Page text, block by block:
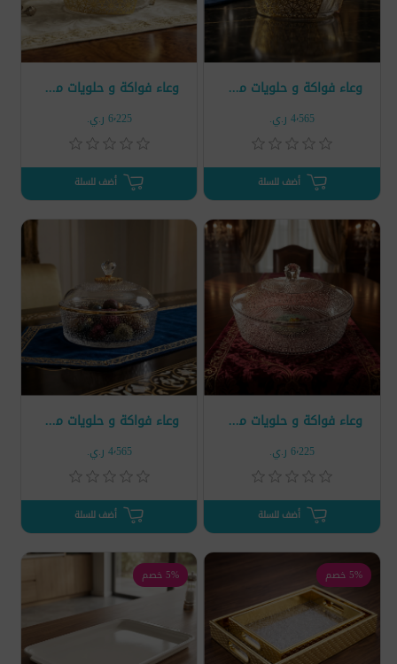
وعاء فواكة و حلويات مذهب مع غطاء وسط
4٬565 ر.ي.‏
أضف للسلة
وعاء فواكة و حلويات مذهب مع غطاء كبير
6٬225 ر.ي.‏
أضف للسلة
وعاء فواكة و حلويات محبب مع غطاء كبير
6٬225 ر.ي.‏
أضف للسلة
وعاء فواكة و حلويات محبب مع غطاء وسط
4٬565 ر.ي.‏
أضف للسلة
5% خصم 5% خصم